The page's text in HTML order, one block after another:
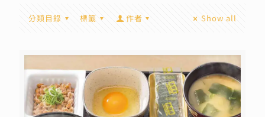
分類目錄 標籤 作者 Show all